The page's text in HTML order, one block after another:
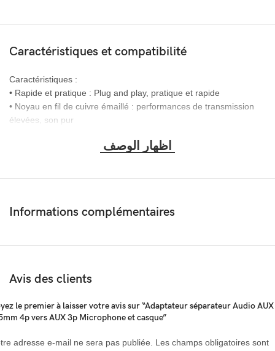
Caractéristiques et compatibilité
Caractéristiques :
• Rapide et pratique : Plug and play, pratique et rapide
• Noyau en fil de cuivre émaillé : performances de transmission
élevées, son pur
• Sortie : 1 x Jack 3.5mm 4p(Casque + Microphone) Femelle
• La couleur noire
• Connecteur : haute durabilité plaqué or 24 carats
Informations complémentaires
Avis des clients
le premier à laisser votre avis sur “Adaptateur séparateur Audio AUX
4p vers AUX 3p Microphone et casque”
adresse e-mail ne sera pas publiée.
Les champs obligatoires sont